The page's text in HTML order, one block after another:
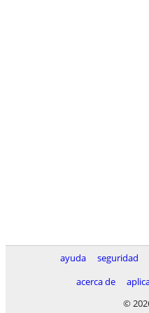
ayuda seguridad
acerca de
©